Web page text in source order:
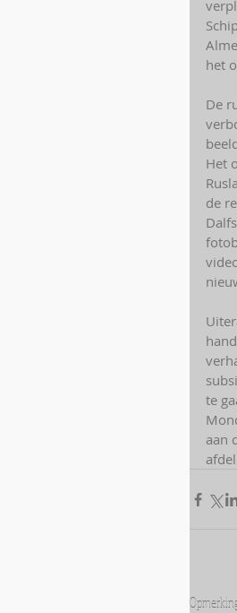
het
De
Het
de
te
aan